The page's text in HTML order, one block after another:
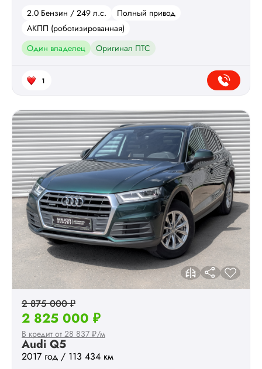
2.0 Бензин / 249 л.с.
Полный привод
АКПП (роботизированная)
Один владелец
Оригинал ПТС
1
Audi Q5
2017 год / 113 434 км
2 875 000 ₽
2 825 000 ₽
В кредит от 28 837 ₽/м